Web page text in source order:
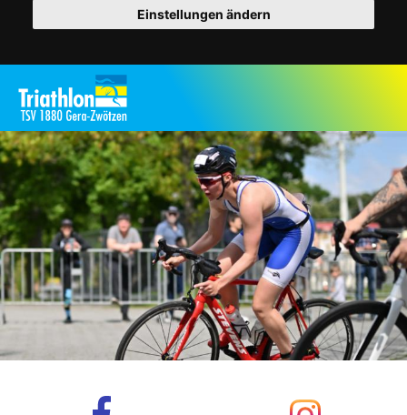
Einstellungen ändern